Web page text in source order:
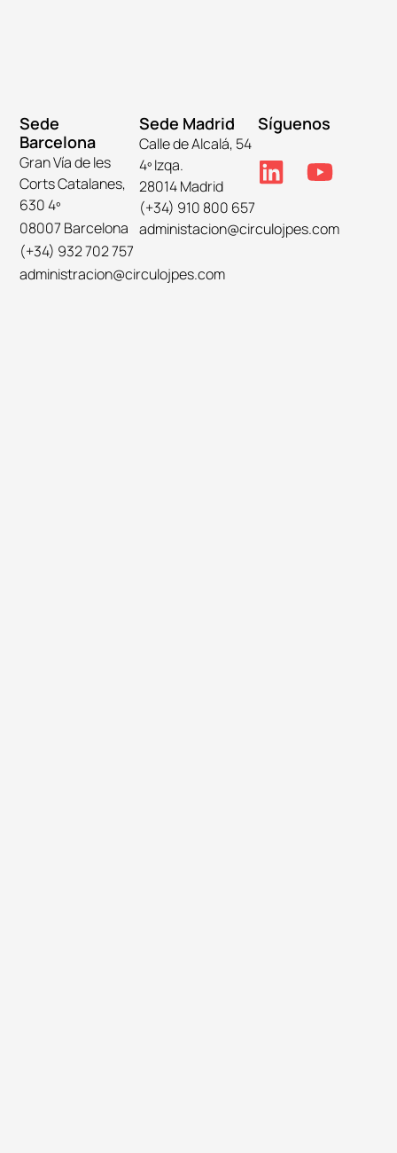
Sede
Barcelona
Gran Vía de les
Corts Catalanes,
630 4º
08007 Barcelona
(+34) 932 702 757
administracion@circulojpes.com
Sede Madrid
Calle de Alcalá, 54
4º Izqa.
28014 Madrid
(+34) 910 800 657
administacion@circulojpes.com
Síguenos